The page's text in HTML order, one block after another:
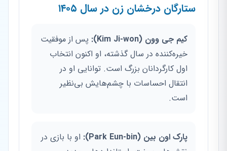
ستارگان درخشان زن در سال ۱۴۰۵
کیم جی وون (Kim Ji-won):
پس از موفقیت
خیره‌کننده در سال گذشته، او اکنون انتخاب
اول کارگردانان بزرگ است. توانایی او در
انتقال احساسات با چشم‌هایش بی‌نظیر
است.
پارک اون بین (Park Eun-bin):
او با بازی در